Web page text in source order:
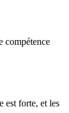
compétence
est forte, et les